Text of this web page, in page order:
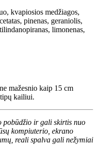
kvapiosios medžiagos,
pinenas, geraniolis,
limonenas,
mažesnio kaip 15 cm
kailiui.
pobūdžio ir gali skirtis nuo
kompiuterio, ekrano
reali spalva gali nežymiai